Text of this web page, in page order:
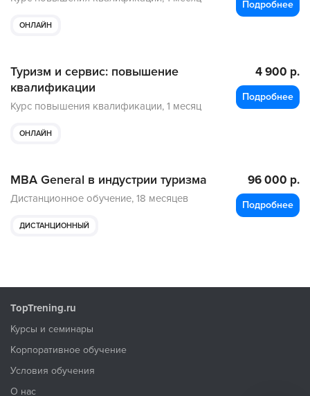
ОНЛАЙН
Подробнее
Туризм и сервис: повышение
квалификации
Курс повышения квалификации, 1 месяц
ОНЛАЙН
4 900 р.
Подробнее
MBA General в индустрии туризма
Дистанционное обучение, 18 месяцев
ДИСТАНЦИОННЫЙ
96 000 р.
Подробнее
TopTrening.ru
Курсы и семинары
Корпоративное обучение
Условия обучения
О нас